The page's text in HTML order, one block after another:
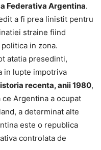
Federativa Argentina.
a fi prea linistit pentru
straine fiind
in zona.
atatia presedinti,
in lupte impotriva
recenta, anii 1980,
Argentina a ocupat
a determinat alte
este o republica
controlata de